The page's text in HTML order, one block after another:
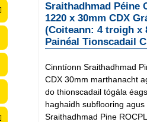
Sraithadhmad Péine
1220 x 30mm CDX
(Coiteann: 4 troigh x
Painéal Tionscadail
Cinntíonn Sraithadhmad
CDX 30mm marthanacht
do thionscadail tógála
haghaidh subflooring
Sraithadhmad Pine